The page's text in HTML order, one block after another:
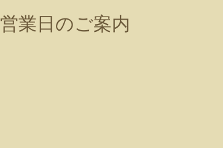
営業日のご案内